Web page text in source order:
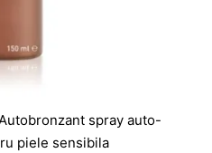
spray auto-
piele sensibila